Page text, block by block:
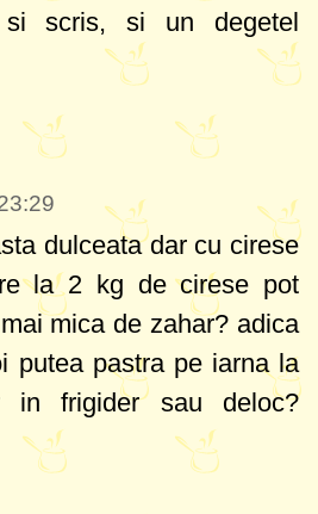
si scris, si un degetel
dulceata dar cu cirese
la 2 kg de cirese pot
mica de zahar? adica
putea pastra pe iarna la
in frigider sau deloc?